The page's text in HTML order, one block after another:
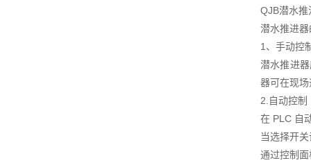
QJB潜水
潜水推进
1、手动控
潜水推进
器可在现
2.自动控制
在 PLC 自
当选择开
通过控制